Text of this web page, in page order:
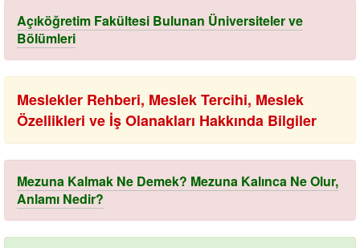
Açıköğretim Fakültesi Bulunan Üniversiteler ve
Bölümleri
Meslekler Rehberi, Meslek Tercihi, Meslek
Özellikleri ve İş Olanakları Hakkında Bilgiler
Mezuna Kalmak Ne Demek? Mezuna Kalınca Ne Olur,
Anlamı Nedir?